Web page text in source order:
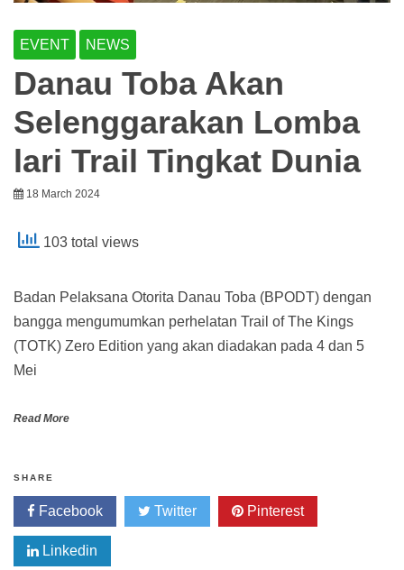
EVENT NEWS
Danau Toba Akan
Selenggarakan Lomba
lari Trail Tingkat Dunia
18 March 2024
103 total views
Badan Pelaksana Otorita Danau Toba (BPODT) dengan
bangga mengumumkan perhelatan Trail of The Kings
(TOTK) Zero Edition yang akan diadakan pada 4 dan 5
Mei
Read More
SHARE
Facebook Twitter Pinterest
Linkedin